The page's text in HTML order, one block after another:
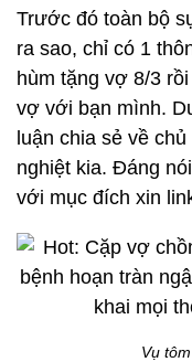
Trước đó toàn bộ
ra sao, chỉ có 1
hùm tặng vợ 8/3
vợ với bạn mình.
luận chia sẻ về
nghiệt kia. Đáng
với mục đích xin
Vụ